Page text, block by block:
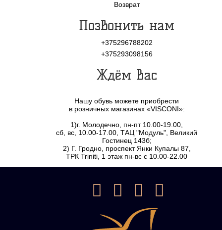
Возврат
Позвонить нам
+375296788202
+375293098156
Ждём Вас
Нашу обувь можете приобрести
в розничных магазинах «VISCONI»:
1)г. Молодечно, пн-пт 10.00-19.00,
сб, вс, 10.00-17.00, ТАЦ "Модуль", Великий
Гостинец 143б;
2) Г. Гродно, проспект Янки Купалы 87,
ТРК Triniti, 1 этаж пн-вс с 10.00-22.00